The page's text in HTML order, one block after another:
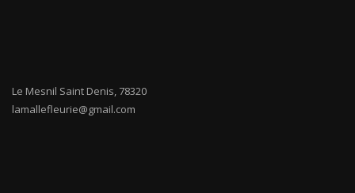
Le Mesnil Saint Denis,78320
lamallefleurie@gmail.com